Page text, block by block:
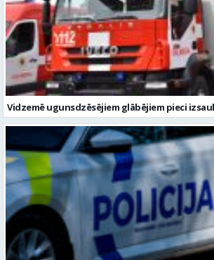
Vidzemē ugunsdzēsējiem glābējiem pieci